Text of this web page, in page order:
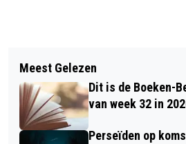
LENTE
ASTER UITVAARTZORG
BIJNA 40 PROCENT 12-
JARIGEN IS
Meest Gelezen
Dit is de Boeken-
van week 32 in
Perseïden op